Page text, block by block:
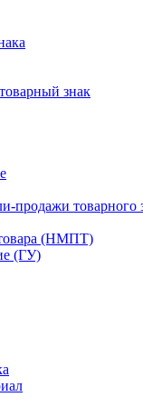
знак
продажи товарного
(НМПТ)
(ГУ)